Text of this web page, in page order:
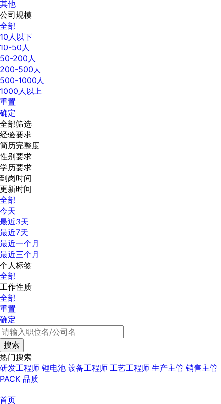
其他
公司规模
全部
10人以下
10-50人
50-200人
200-500人
500-1000人
1000人以上
重置
确定
全部筛选
经验要求
简历完整度
性别要求
学历要求
到岗时间
更新时间
全部
今天
最近3天
最近7天
最近一个月
最近三个月
个人标签
全部
工作性质
全部
重置
确定
热门搜索
研发工程师 锂电池 设备工程师 工艺工程师 生产主管 销售主管
PACK 品质
首页